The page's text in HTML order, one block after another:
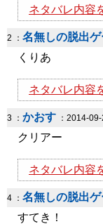
ネタバレ内容
2 ： 名無しの脱出
くりあ
ネタバレ内容
3 ： かおす ：2014-
クリアー
ネタバレ内容
4 ： 名無しの脱出
すてき！